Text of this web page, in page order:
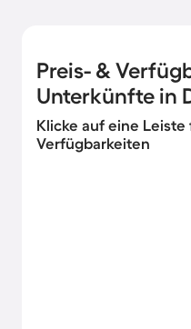
Preis- &
Unterkünfte in
Klicke auf eine
Verfügbarkeiten